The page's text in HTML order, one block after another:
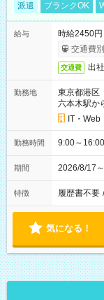
派遣 ブランクOK
給与
時給2450
交通費
交通費 出
勤務地
東京都港区
六本木駅か
IT・Web
勤務時間 9:00～16:00
期間 2026/8/17
特徴 履歴書不要 /
気になる！